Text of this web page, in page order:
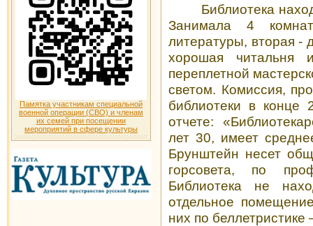
Памятка участникам специальной
военной операции (СВО) и членам
их семей при посещении
мероприятий в сфере культуры
Библиотека
Занимала 4
литературы, вторая -
хорошая читальня
переплетной
све­том. Комиссия,
библиотеки в конце
отчете:
лет 30, имеет
Брунштейн несет
горсовета, по
Библиотека не
отдельное
них по